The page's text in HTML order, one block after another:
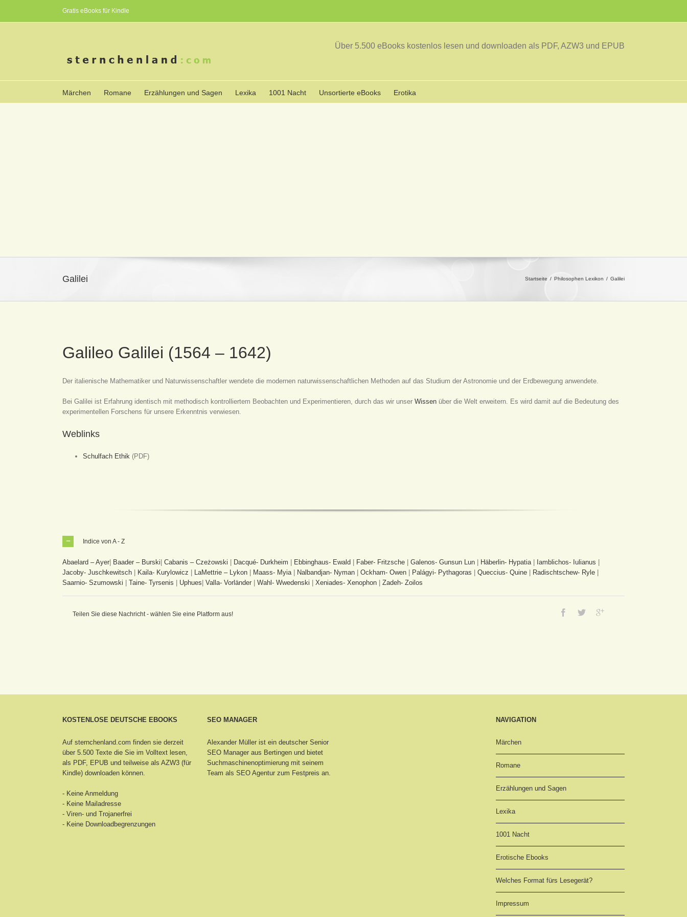
Gratis eBooks für Kindle
Über 5.500 eBooks kostenlos lesen und downloaden als PDF, AZW3 und EPUB
Märchen Romane Erzählungen und Sagen Lexika 1001 Nacht Unsortierte eBooks Erotika
Galilei Startseite Philosophen Lexikon Galilei
Galileo Galilei (1564 – 1642)
Der italienische Mathematiker und Naturwissenschaftler wendete die modernen naturwissenschaftlichen Methoden auf das Studium der Astronomie und der Erdbewegung anwendete.
Bei Galilei ist Erfahrung identisch mit methodisch kontrolliertem Beobachten und Experimentieren, durch das wir unser Wissen über die Welt erweitern. Es wird damit auf die Bedeutung des
experimentellen Forschens für unsere Erkenntnis verwiesen.
Weblinks
Schulfach Ethik (PDF)
Indice von A - Z
Abaelard – Ayer Baader – Burski Cabanis – Czeżowski Dacqué- Durkheim Ebbinghaus- Ewald Faber- Fritzsche Galenos- Gunsun Lun Häberlin- Hypatia Iamblichos- Iulianus
Jacoby- Juschkewitsch
Kaila- Kurylowicz LaMettrie – Lykon Maass- Myia Nalbandjan- Nyman Ockham- Owen Palágyi- Pythagoras Queccius- Quine Radischtschew- Ryle
Saarnio- Szumowski
Taine- Tyrsenis Uphues Valla- Vorländer Wahl- Wwedenski Xeniades- Xenophon Zadeh- Zoilos
Teilen Sie diese Nachricht - wählen Sie eine Platform aus!
KOSTENLOSE DEUTSCHE EBOOKS
Auf sternchenland.com finden sie derzeit
über 5.500 Texte die Sie im Volltext lesen,
als PDF, EPUB und teilweise als AZW3 (für
Kindle) downloaden können.
- Keine Anmeldung
- Keine Mailadresse
- Viren- und Trojanerfrei
- Keine Downloadbegrenzungen
SEO MANAGER
Alexander Müller ist ein deutscher Senior
SEO Manager aus Bertingenund bietet
Suchmaschinenoptimierung mit seinem
Team als SEO Agentur zum Festpreis an.
NAVIGATION
Märchen
Romane
Erzählungen und Sagen
Lexika
1001 Nacht
Erotische Ebooks
Welches Format fürs Lesegerät?
Impressum